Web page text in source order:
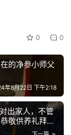
0 0
的净参小师父
年8月22日 下午2:18
出家人，不管
敬供养礼拜，